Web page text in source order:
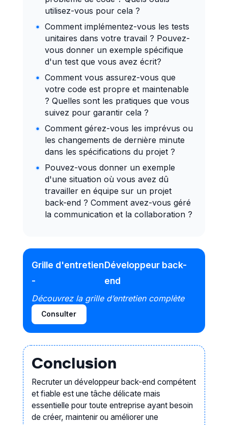
confidentialité des
informations
Pilotage et
maîtrise des
coûts
Identifier et sélectionner
des fournisseurs, sous-
traitants, prestataires
Lancer et gérer un
appel d'offres
Contrôler la réalisation
et les coûts d’une
prestation
Élaborer une stratégie
d'achat, optimiser la
procédure d'achat
contentieux et
négociation
Négocier un contrat
Protection des
personnes et de
l'environnement
risque
utilisez-vous pour cela ?
Comment implémentez-vous les tests
unitaires dans votre travail ? Pouvez-
vous donner un exemple spécifique
d'un test que vous avez écrit?
Comment vous assurez-vous que
votre code est propre et maintenable
? Quelles sont les pratiques que vous
suivez pour garantir cela ?
Comment gérez-vous les imprévus ou
les changements de dernière minute
dans les spécifications du projet ?
Pouvez-vous donner un exemple
d'une situation où vous avez dû
travailler en équipe sur un projet
back-end ? Comment avez-vous géré
la communication et la collaboration ?
Grille d'entretien
-
Développeur back-
end
Découvrez la grille d’entretien complète
Consulter
Conclusion
Recruter un développeur back-end compétent
et fiable est une tâche délicate mais
essentielle pour toute entreprise ayant besoin
de créer, maintenir ou améliorer une